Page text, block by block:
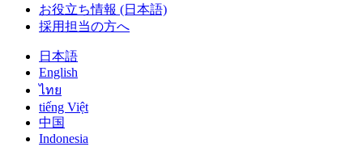
お役立ち情報 (日本語)
採用担当の方へ
日本語
English
ไทย
tiếng Việt
中国
Indonesia